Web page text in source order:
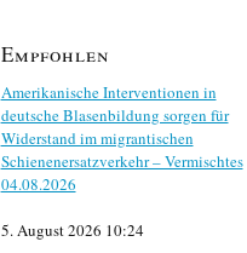
Empfohlen
Amerikanische Interventionen in
deutsche Blasenbildung sorgen für
Widerstand im migrantischen
Schienenersatzverkehr – Vermischtes
04.08.2026
5. August 2026 10:24